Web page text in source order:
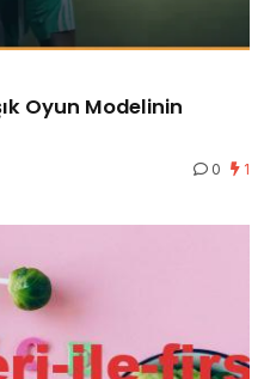
Oyun Modelinin
0 1